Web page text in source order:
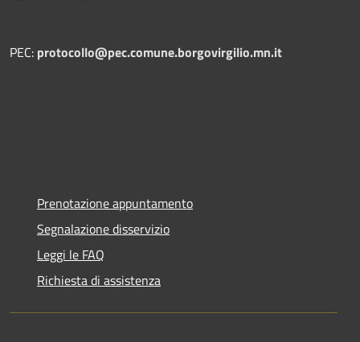
PEC: protocollo@pec.comune.borgovirgilio.mn.it
Prenotazione appuntamento
Segnalazione disservizio
Leggi le FAQ
Richiesta di assistenza